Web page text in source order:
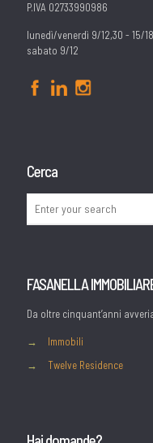
P.IVA 02733990986
lunedì/venerdì 9/12,30 - 15/18
sabato 9/12
Cerca
FASANELLA
Da oltre cinquant’anni
→
Immobili
→
Twelve Residence